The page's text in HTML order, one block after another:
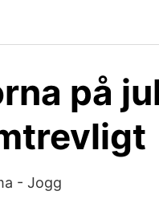
på
- Jogg